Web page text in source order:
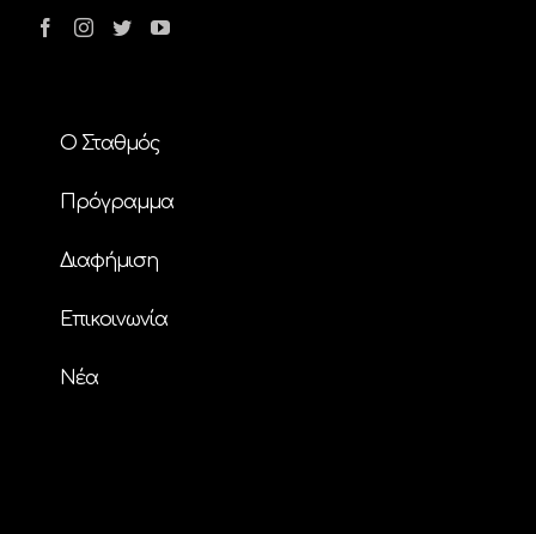
Ο Σταθμός
Πρόγραμμα
Διαφήμιση
Επικοινωνία
Nέα